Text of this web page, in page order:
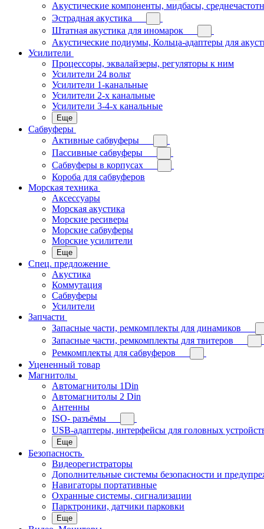
Акустические компоненты, мидбасы,
Эстрадная акустика
Штатная акустика для иномарок
Акустические подиумы, Кольца-адаптеры для
Усилители
Процессоры, эквалайзеры, регуляторы к ним
Усилители 24 вольт
Усилители 1-канальные
Усилители 2-х канальные
Усилители 3-4-х канальные
Еще
Сабвуферы
Активные сабвуферы
Пассивные сабвуферы
Сабвуферы в корпусах
Короба для сабвуферов
Морская техника
Аксессуары
Морская акустика
Морские ресиверы
Морские сабвуферы
Морские усилители
Еще
Спец. предложение
Акустика
Коммутация
Сабвуферы
Усилители
Запчасти
Запасные части, ремкомплекты для динамиков
Запасные части, ремкомплекты для твитеров
Ремкомплекты для сабвуферов
Уцененный товар
Магнитолы
Автомагнитолы 1Din
Автомагнитолы 2 Din
Антенны
ISO- разъёмы
USB-адаптеры, интерфейсы для головных
Еще
Безопасность
Видеорегистраторы
Дополнительные системы безопасности и
Навигаторы портативные
Охранные системы, сигнализации
Парктроники, датчики парковки
Еще